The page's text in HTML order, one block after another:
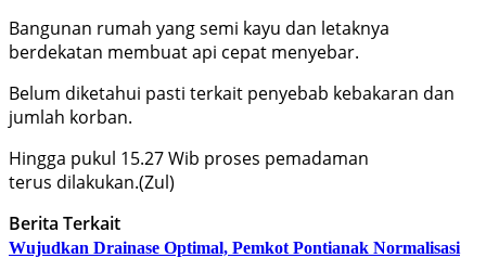
Bangunan rumah yang semi kayu dan letaknya
berdekatan membuat api cepat menyebar.
Belum diketahui pasti terkait penyebab kebakaran dan
jumlah korban.
Hingga pukul 15.27 Wib proses pemadaman
terus dilakukan.(Zul)
Berita Terkait
Wujudkan Drainase Optimal, Pemkot Pontianak Normalisasi